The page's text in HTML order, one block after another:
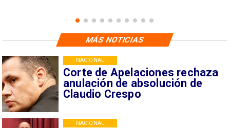
Corte de Apelaciones rechaza
anulación de absolución de
Claudio Crespo
NACIONAL
NACIONAL
MÁS NOTICIAS